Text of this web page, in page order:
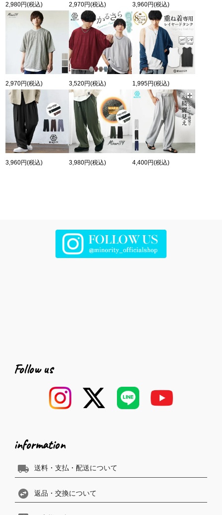
2,980円(税込) 2,970円(税込) 3,960円(税込)
2,970円(税込) 3,520円(税込) 1,995円(税込)
3,960円(税込) 3,980円(税込) 4,400円(税込)
Follow us
information
local_shipping 送料・支払・配送について
swap_horizontal_circle 返品・交換について